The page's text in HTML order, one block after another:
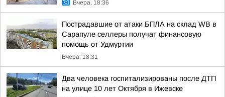
Вчера, 18:36
Пострадавшие от атаки БПЛА на склад WB в
Сарапуле селлеры получат финансовую
помощь от Удмуртии
Вчера, 18:31
Два человека госпитализированы после ДТП
на улице 10 лет Октября в Ижевске